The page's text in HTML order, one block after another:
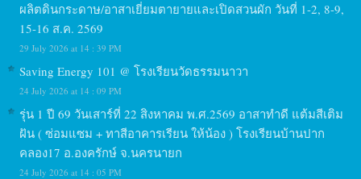
ผลิตดินกระดาษ/อาสาเยี่ยมตายายและเปิดสวนผัก วันที่ 1-2, 8-9,
15-16 ส.ค. 2569
29 July 2026 at 14 : 39 PM
Saving Energy 101 @ โรงเรียนวัดธรรมนาวา
24 July 2026 at 14 : 09 PM
รุ่น 1 ปี 69 วันเสาร์ที่ 22 สิงหาคม พ.ศ.2569 อาสาทำดี แต้มสีเติม
ฝัน ( ซ่อมแซม + ทาสีอาคารเรียน ให้น้อง ) โรงเรียนบ้านปาก
คลอง17 อ.องครักษ์ จ.นครนายก
24 July 2026 at 14 : 05 PM